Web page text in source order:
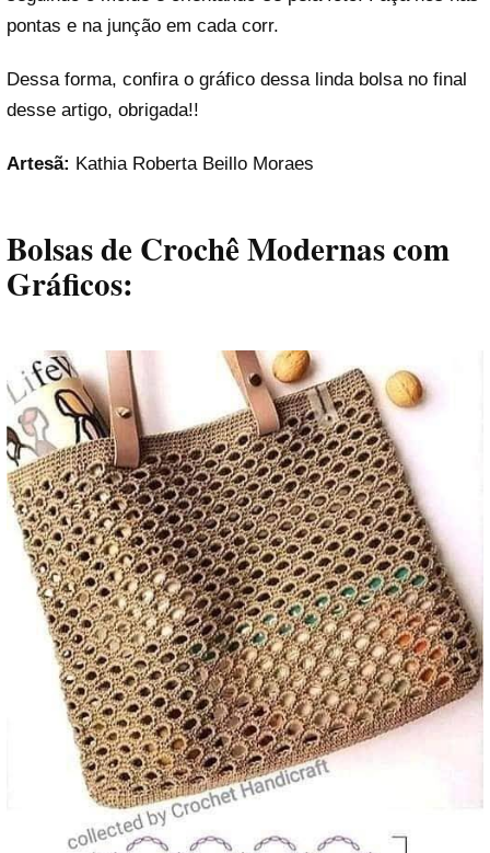
pontas e na junção em cada corr.
Dessa forma, confira o gráfico dessa linda bolsa no final
desse artigo, obrigada!!
Artesã: Kathia Roberta Beillo Moraes
Bolsas de Crochê Modernas com
Gráficos: